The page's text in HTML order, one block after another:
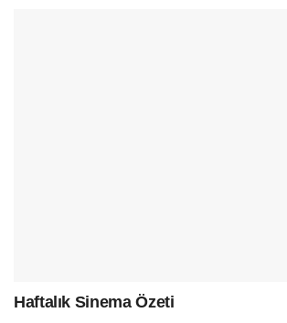
Haftalık Sinema Özeti